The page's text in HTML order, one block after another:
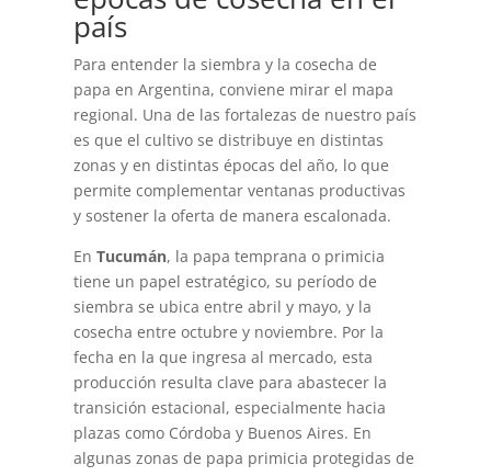
país
Para entender la siembra y la cosecha de
papa en Argentina, conviene mirar el mapa
regional. Una de las fortalezas de nuestro país
es que el cultivo se distribuye en distintas
zonas y en distintas épocas del año, lo que
permite complementar ventanas productivas
y sostener la oferta de manera escalonada.
EnTucumán, la papa temprana o primicia
tiene un papel estratégico, su período de
siembra se ubica entre abril y mayo, y la
cosecha entre octubre y noviembre. Por la
fecha en la que ingresa al mercado, esta
producción resulta clave para abastecer la
transición estacional, especialmente hacia
plazas como Córdoba y Buenos Aires. En
algunas zonas de papa primicia protegidas de